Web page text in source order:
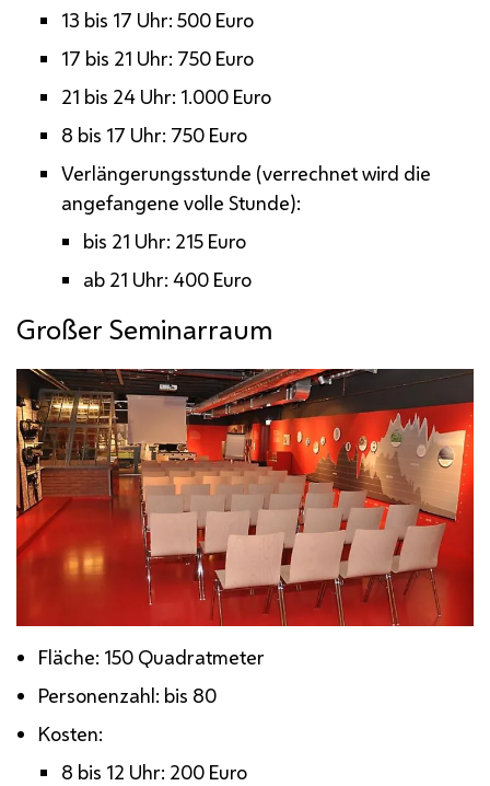
13 bis 17 Uhr: 500 Euro
17 bis 21 Uhr: 750 Euro
21 bis 24 Uhr: 1.000 Euro
8 bis 17 Uhr: 750 Euro
Verlängerungsstunde (verrechnet wird die
angefangene volle Stunde):
bis 21 Uhr: 215 Euro
ab 21 Uhr: 400 Euro
Großer Seminarraum
Fläche: 150 Quadratmeter
Personenzahl: bis 80
Kosten:
8 bis 12 Uhr: 200 Euro